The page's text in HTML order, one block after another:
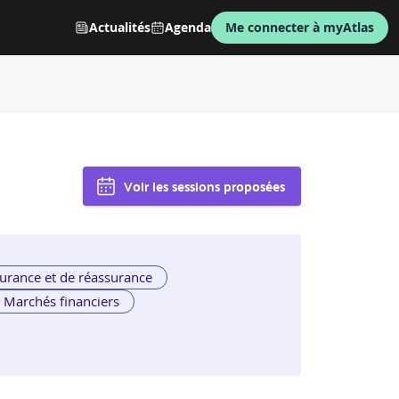
Actualités Agenda Me connecter à myAtlas
Voir les sessions proposées
et de réassurance
Marchés financiers